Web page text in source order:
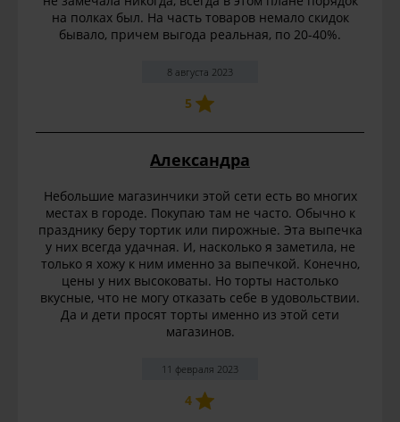
на полках был. На часть товаров немало скидок
бывало, причем выгода реальная, по 20-40%.
8 августа 2023
5
Александра
Небольшие магазинчики этой сети есть во многих
местах в городе. Покупаю там не часто. Обычно к
празднику беру тортик или пирожные. Эта выпечка
у них всегда удачная. И, насколько я заметила, не
только я хожу к ним именно за выпечкой. Конечно,
цены у них высоковаты. Но торты настолько
вкусные, что не могу отказать себе в удовольствии.
Да и дети просят торты именно из этой сети
магазинов.
11 февраля 2023
4